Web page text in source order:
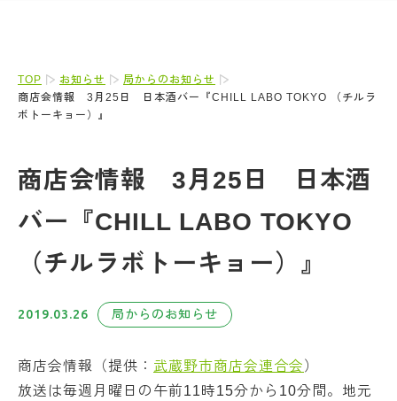
TOP お知らせ
局からのお知らせ
商店会情報 3月25日 日本酒バー『CHILL LABO TOKYO （チルラ
ボトーキョー）』
商店会情報 3月25日 日本酒
バー『CHILL LABO TOKYO
（チルラボトーキョー）』
2019.03.26 局からのお知らせ
商店会情報（提供： 武蔵野市商店会連合会 ）
放送は毎週月曜日の午前11時15分から10分間。地元